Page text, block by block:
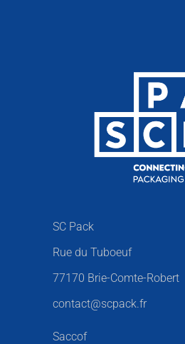
SC Pack
Rue du Tuboeuf
77170 Brie-Comte-Robert
contact@scpack.fr
Saccof